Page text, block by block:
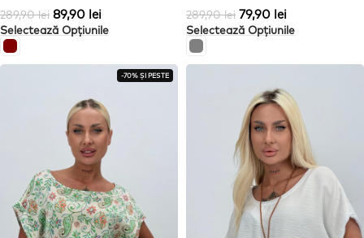
289,90lei 89,90 lei
Selectează Opțiunile
289,90lei 79,90 lei
Selectează Opțiunile
-70% ȘI PESTE